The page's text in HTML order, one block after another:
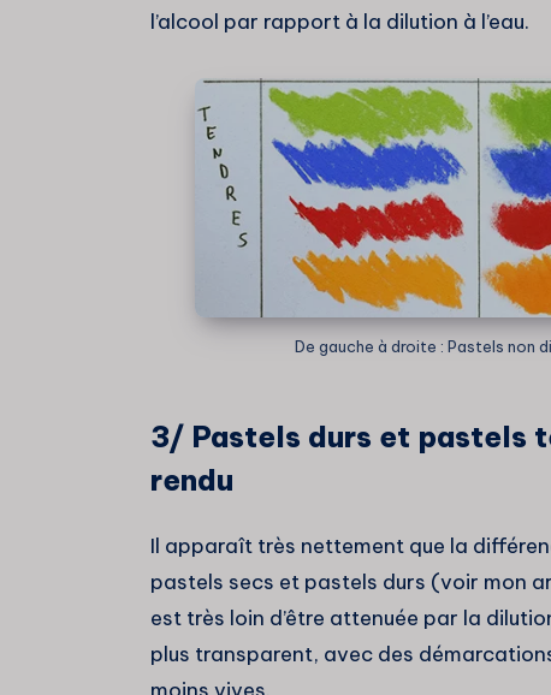
l’alcool par rapport à la dilution à l’eau.
De gauche à droite : Pastels non
3/ Pastels durs et pastels
rendu
Il apparaît très nettement que la
pastels secs et pastels durs (voir mon
est très loin d’être attenuée par la
plus transparent, avec des